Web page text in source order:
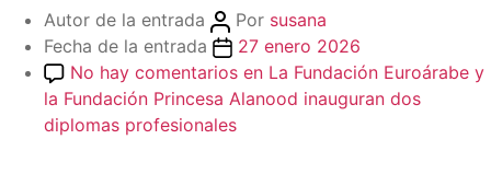
Autor de la entrada Por susana
Fecha de la entrada
27 enero 2026
No hay comentarios en La Fundación Euroárabe y
la Fundación Princesa Alanood inauguran dos
diplomas profesionales